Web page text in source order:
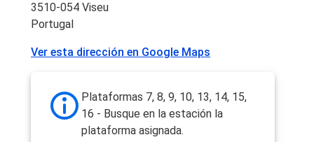
3510-054 Viseu
Portugal
Ver esta dirección en Google Maps
Plataformas 7, 8, 9, 10, 13, 14, 15,
16 - Busque en la estación la
plataforma asignada.